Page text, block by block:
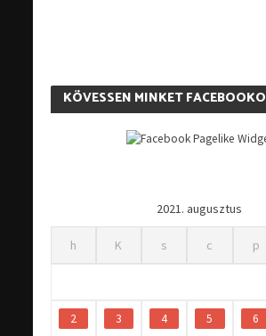
KÖVESSEN MINKET
2021. augusztus
h K s c p
2 3 4 5 6